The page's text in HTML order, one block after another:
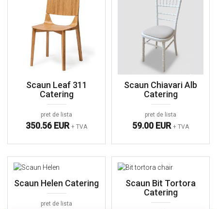
Scaun Leaf 311
Catering
pret de lista
350.56 EUR + TVA
Scaun Chiavari Alb
Catering
pret de lista
59.00 EUR + TVA
Scaun Helen Catering
pret de lista
Scaun Bit Tortora
Catering